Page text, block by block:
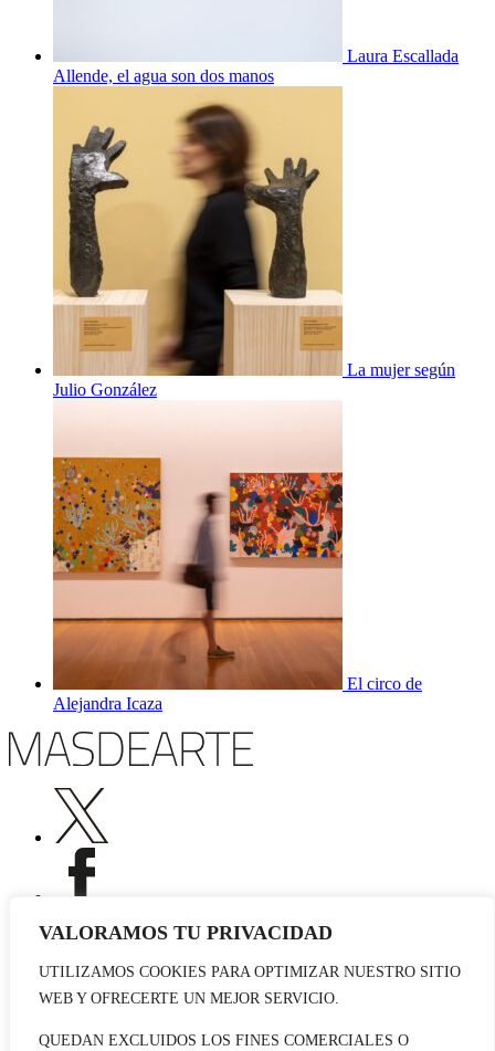
VALORAMOS TU PRIVACIDAD
UTILIZAMOS COOKIES PARA OPTIMIZAR NUESTRO SITIO
WEB Y OFRECERTE UN MEJOR SERVICIO.
QUEDAN EXCLUIDOS LOS FINES COMERCIALES O
Laura Escallada
Allende, el agua son dos manos
La mujer según
Julio González
El circo de
Alejandra Icaza
Publicidad
Contacto